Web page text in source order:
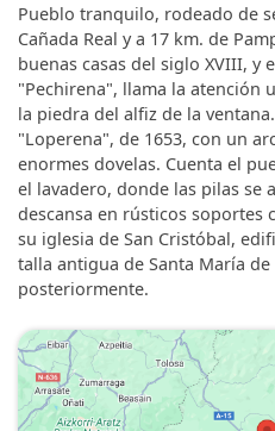
Pueblo tranquilo, rodeado de
Cañada Real y a 17 km. de
buenas casas del siglo XVIII, y
"Pechirena", llama la atención
la piedra del alfiz de la
"Loperena", de 1653, con un
enormes dovelas. Cuenta el
el lavadero, donde las pilas se
descansa en rústicos soportes
su iglesia de San Cristóbal,
talla antigua de Santa María
posteriormente.